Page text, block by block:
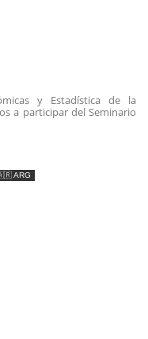
y Estadística de la
a participar del Seminario
ARG